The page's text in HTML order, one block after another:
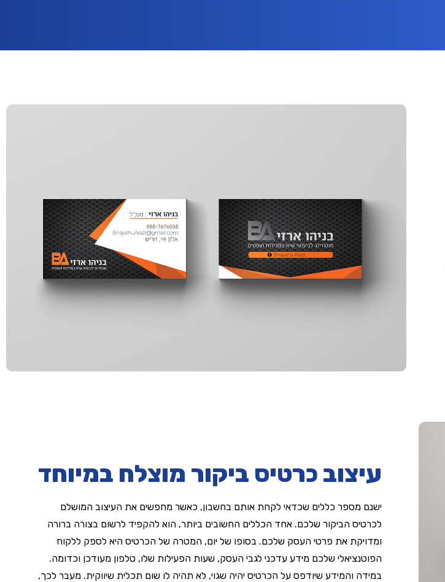
עיצוב כרטיס ביקור מוצלח במיוחד
ישנם מספר כללים שכדאי לקחת אותם בחשבון, כאשר מחפשים את העיצוב המושלם
לכרטיס הביקור שלכם. אחד הכללים החשובים ביותר, הוא להקפיד לרשום בצורה ברורה
ומדויקת את פרטי העסק שלכם. בסופו של יום, המטרה של הכרטיס היא לספק ללקוח
הפוטנציאלי שלכם מידע עדכני לגבי העסק, שעות הפעילות שלו, טלפון מעודכן וכדומה.
במידה והמידע שיודפס על הכרטיס יהיה שגוי, לא תהיה לו שום תכלית שיווקית. מעבר לכך,